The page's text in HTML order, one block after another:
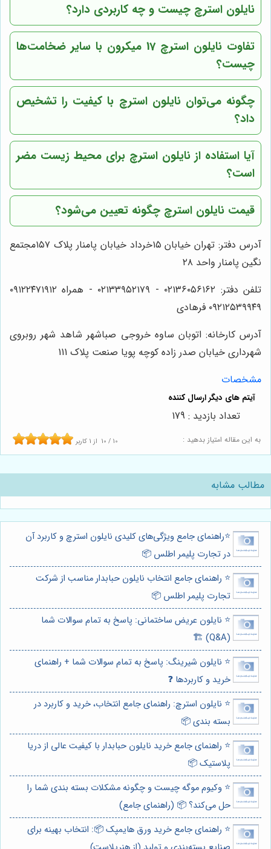
نایلون استرچ چیست و چه کاربردی دارد؟
تفاوت نایلون استرچ 17 میکرون با سایر ضخامت‌ها
چیست؟
چگونه می‌توان نایلون استرچ با کیفیت را تشخیص
داد؟
آیا استفاده از نایلون استرچ برای محیط زیست مضر
است؟
قیمت نایلون استرچ چگونه تعیین می‌شود؟
آدرس دفتر: تهران خیابان ۱۵خرداد خیابان پامنار پلاک ۱۵۷مجتمع
نگین پامنار واحد ۲۸
تلفن دفتر: ۰۲۱۳۶۰۵۶۱۶۲ - ۰۲۱۳۳۹۵۲۱۷۹ - همراه ۰۹۱۲۲۴۷۱۹۱۲
۰۹۲۱۲۵۳۹۹۴۹ فرهادی
آدرس کارخانه: اتوبان ساوه خروجی صباشهر شاهد شهر روبروی
شهرداری خیابان صدر زاده کوچه پویا صنعت پلاک 111
مشخصات
به این مقاله امتیاز بدهید : 10 / 10 از 1 کاربر
تعداد بازدید : 179
مطالب مشابه
⭐️راهنمای جامع ویژگی‌های کلیدی نایلون استرچ و کاربرد آن
در تجارت پلیمر اطلس 📦
⭐️ راهنمای جامع انتخاب نایلون حبابدار مناسب از شرکت
تجارت پلیمر اطلس 📦
⭐️ نایلون عریض ساختمانی: پاسخ به تمام سوالات شما
(Q&A) 🏗️
⭐️ نایلون شیرینگ: پاسخ به تمام سوالات شما + راهنمای
خرید و کاربردها ❓
⭐️ نایلون استرچ: راهنمای جامع انتخاب، خرید و کاربرد در
بسته بندی 📦
⭐️ راهنمای جامع خرید نایلون حبابدار با کیفیت عالی از دریا
پلاستیک 📦
⭐️ وکیوم موگه چیست و چگونه مشکلات بسته بندی شما را
حل می‌کند؟ 📦 (راهنمای جامع)
⭐️ راهنمای جامع خرید ورق هایمپک 📦: انتخاب بهینه برای